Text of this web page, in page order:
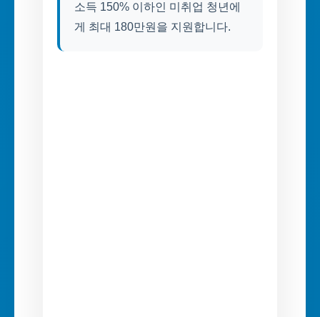
소득 150% 이하인 미취업 청년에
게 최대 180만원을 지원합니다.